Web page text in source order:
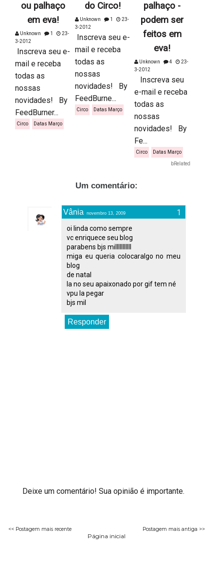
ou palhaço
em eva!
Unknown 1
23-
3-2012
Inscreva seu e-
mail e receba
todas as
nossas
novidades! By
FeedBurner...
Circo Datas Março
do Circo!
Unknown 1
23-
3-2012
Inscreva seu e-
mail e receba
todas as
nossas
novidades! By
FeedBurne...
Circo Datas Março
palhaço -
podem ser
feitos em
eva!
Unknown 4
23-
3-2012
Inscreva seu
e-mail e receba
todas as
nossas
novidades! By
Fe...
Circo Datas Março
bRelated
Um comentário:
Vânia novembro 13, 2009
oi linda como sempre
vc enriquece seu blog
parabens bjs milllllllllll
miga eu queria colocaralgo no meu
blog
de natal
la no seu apaixonado por gif tem né
vpu la pegar
bjs mil
Responder
Deixe um comentário! Sua opinião é importante.
<< Postagem mais recente Postagem mais antiga >>
Página inicial